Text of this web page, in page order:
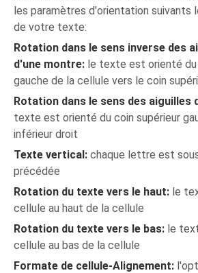
les paramètres d'orientation suivants
de votre texte:
Rotation dans le sens inverse des
d'une montre: le texte est orienté du
gauche de la cellule vers le coin
Rotation dans le sens des aiguilles
texte est orienté du coin supérieur
inférieur droit
Texte vertical: chaque lettre est
précédée
Rotation du texte vers le haut: le
cellule au haut de la cellule
Rotation du texte vers le bas: le
cellule au bas de la cellule
Formate de cellule-Alignement: